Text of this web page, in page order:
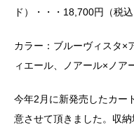
ド）・・・18,700円（税込
カラー：ブルーヴィスタ×
ィエール、ノアール×ノア
今年2月に新発売したカー
意させて頂きました。収